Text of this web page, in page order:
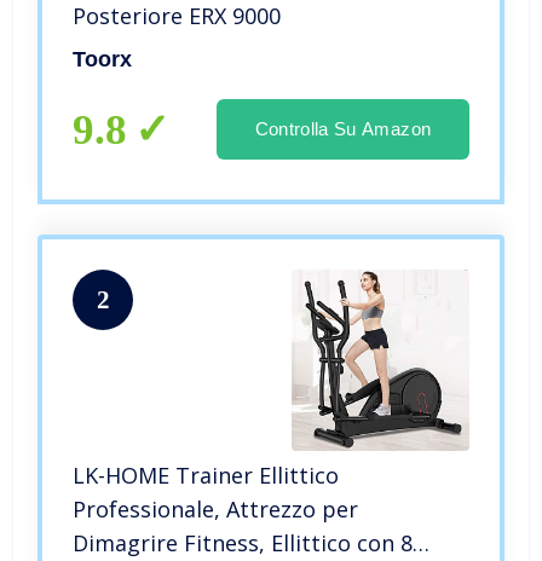
Posteriore ERX 9000
Toorx
9.8 Controlla Su Amazon
2
LK-HOME Trainer Ellittico
Professionale, Attrezzo per
Dimagrire Fitness, Ellittico con 8